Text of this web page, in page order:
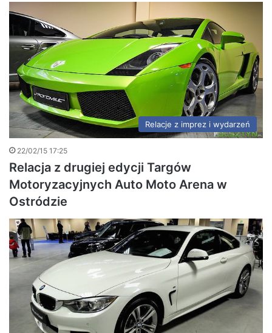
Relacje z imprez i wydarzeń
22/02/15 17:25
Relacja z drugiej edycji Targów
Motoryzacyjnych Auto Moto Arena w
Ostródzie